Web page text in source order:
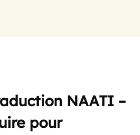
NAATI –
pour